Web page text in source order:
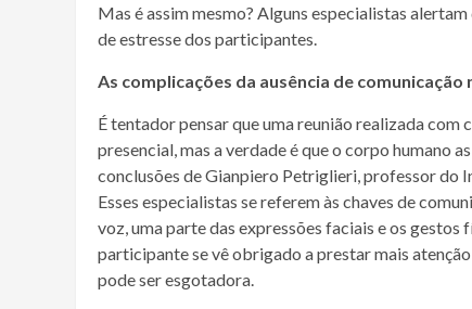
Mas é assim mesmo? Alguns especialistas
de estresse dos participantes.
As complicações da ausência de comunicação
É tentador pensar que uma reunião realizada
presencial, mas a verdade é que o corpo humano
conclusões de Gianpiero Petriglieri, professor do
Esses especialistas se referem às chaves de
voz, uma parte das expressões faciais e os
participante se vê obrigado a prestar mais
pode ser esgotadora.